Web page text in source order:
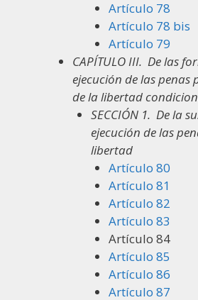
Artículo 78
Artículo 78 bis
Artículo 79
CAPÍTULO III. De las
ejecución de las
de la libertad
SECCIÓN 1. De la
ejecución de las
libertad
Artículo 80
Artículo 81
Artículo 82
Artículo 83
Artículo 84
Artículo 85
Artículo 86
Artículo 87